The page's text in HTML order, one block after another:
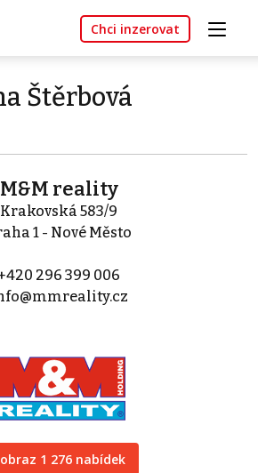
Chci inzerovat
Štěrbová
M&M reality
Krakovská 583/9
1 - Nové Město
296 399 006
1 276 nabídek